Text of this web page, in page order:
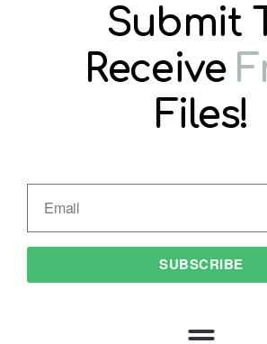
Submit
Receive
Files!
SUBSCRIBE